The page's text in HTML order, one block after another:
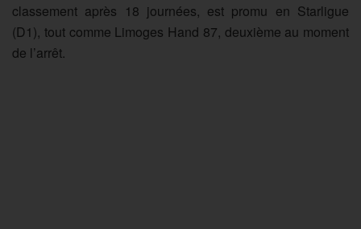
classement après 18 journées, est promu en Starligue
(D1), tout comme Limoges Hand 87, deuxième au moment
de l’arrêt.